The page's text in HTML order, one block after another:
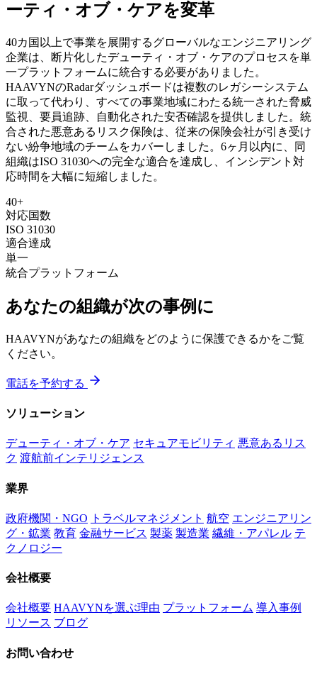
ーティ・オブ・ケアを変革
40カ国以上で事業を展開するグローバルなエンジニアリング
企業は、断片化したデューティ・オブ・ケアのプロセスを単
一プラットフォームに統合する必要がありました。
HAAVYNのRadarダッシュボードは複数のレガシーシステム
に取って代わり、すべての事業地域にわたる統一された脅威
監視、要員追跡、自動化された安否確認を提供しました。統
合された悪意あるリスク保険は、従来の保険会社が引き受け
ない紛争地域のチームをカバーしました。6ヶ月以内に、同
組織はISO 31030への完全な適合を達成し、インシデント対
応時間を大幅に短縮しました。
40+
対応国数
ISO 31030
適合達成
単一
統合プラットフォーム
あなたの組織が次の事例に
HAAVYNがあなたの組織をどのように保護できるかをご覧
ください。
電話を予約する
ソリューション
デューティ・オブ・ケア セキュアモビリティ 悪意あるリス
ク 渡航前インテリジェンス
業界
政府機関・NGO トラベルマネジメント 航空 エンジニアリン
グ・鉱業 教育 金融サービス 製薬 製造業 繊維・アパレル テ
クノロジー
会社概要
会社概要 HAAVYNを選ぶ理由 プラットフォーム 導入事例
リソース ブログ
お問い合わせ